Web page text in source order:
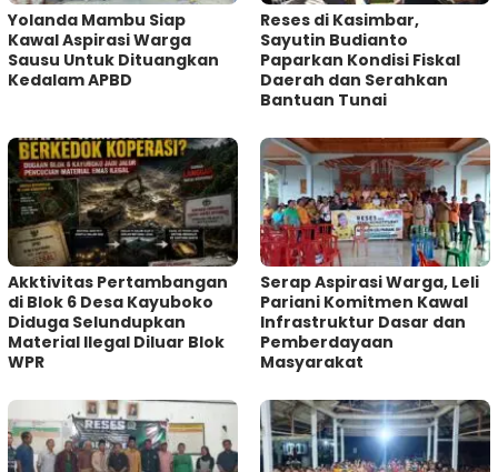
Yolanda Mambu Siap
Kawal Aspirasi Warga
Sausu Untuk Dituangkan
Kedalam APBD
Reses di Kasimbar,
Sayutin Budianto
Paparkan Kondisi Fiskal
Daerah dan Serahkan
Bantuan Tunai
Akktivitas Pertambangan
di Blok 6 Desa Kayuboko
Diduga Selundupkan
Material Ilegal Diluar Blok
WPR
Serap Aspirasi Warga, Leli
Pariani Komitmen Kawal
Infrastruktur Dasar dan
Pemberdayaan
Masyarakat